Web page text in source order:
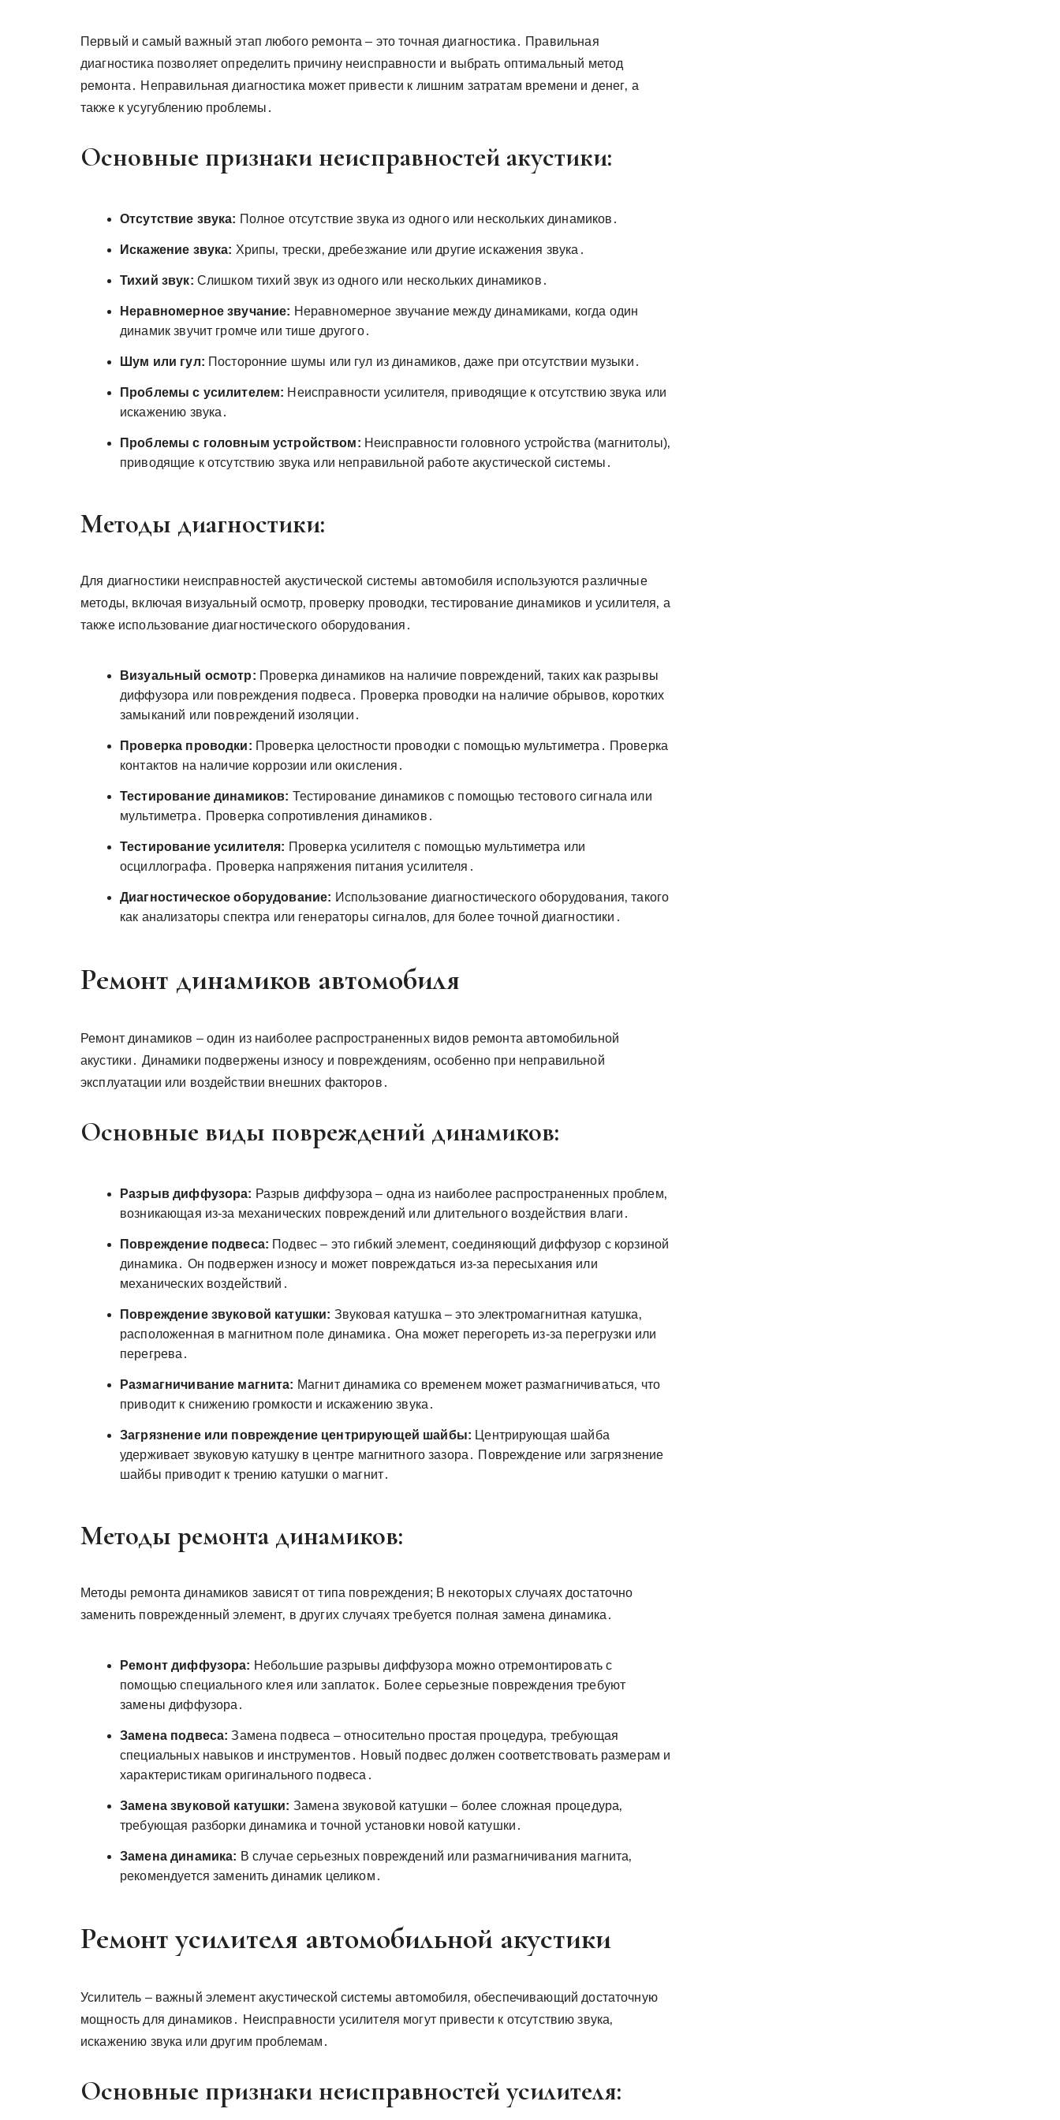
Первый и самый важный этап любого ремонта – это точная диагностика․ Правильная
диагностика позволяет определить причину неисправности и выбрать оптимальный метод
ремонта․ Неправильная диагностика может привести к лишним затратам времени и денег‚ а
также к усугублению проблемы․
Основные признаки неисправностей акустики:
Отсутствие звука: Полное отсутствие звука из одного или нескольких динамиков․
Искажение звука: Хрипы‚ трески‚ дребезжание или другие искажения звука․
Тихий звук: Слишком тихий звук из одного или нескольких динамиков․
Неравномерное звучание: Неравномерное звучание между динамиками‚ когда один
динамик звучит громче или тише другого․
Шум или гул: Посторонние шумы или гул из динамиков‚ даже при отсутствии музыки․
Проблемы с усилителем: Неисправности усилителя‚ приводящие к отсутствию звука или
искажению звука․
Проблемы с головным устройством: Неисправности головного устройства (магнитолы)‚
приводящие к отсутствию звука или неправильной работе акустической системы․
Методы диагностики:
Для диагностики неисправностей акустической системы автомобиля используются различные
методы‚ включая визуальный осмотр‚ проверку проводки‚ тестирование динамиков и усилителя‚ а
также использование диагностического оборудования․
Визуальный осмотр: Проверка динамиков на наличие повреждений‚ таких как разрывы
диффузора или повреждения подвеса․ Проверка проводки на наличие обрывов‚ коротких
замыканий или повреждений изоляции․
Проверка проводки: Проверка целостности проводки с помощью мультиметра․ Проверка
контактов на наличие коррозии или окисления․
Тестирование динамиков: Тестирование динамиков с помощью тестового сигнала или
мультиметра․ Проверка сопротивления динамиков․
Тестирование усилителя: Проверка усилителя с помощью мультиметра или
осциллографа․ Проверка напряжения питания усилителя․
Диагностическое оборудование: Использование диагностического оборудования‚ такого
как анализаторы спектра или генераторы сигналов‚ для более точной диагностики․
Ремонт динамиков автомобиля
Ремонт динамиков – один из наиболее распространенных видов ремонта автомобильной
акустики․ Динамики подвержены износу и повреждениям‚ особенно при неправильной
эксплуатации или воздействии внешних факторов․
Основные виды повреждений динамиков:
Разрыв диффузора: Разрыв диффузора – одна из наиболее распространенных проблем‚
возникающая из-за механических повреждений или длительного воздействия влаги․
Повреждение подвеса: Подвес – это гибкий элемент‚ соединяющий диффузор с корзиной
динамика․ Он подвержен износу и может повреждаться из-за пересыхания или
механических воздействий․
Повреждение звуковой катушки: Звуковая катушка – это электромагнитная катушка‚
расположенная в магнитном поле динамика․ Она может перегореть из-за перегрузки или
перегрева․
Размагничивание магнита: Магнит динамика со временем может размагничиваться‚ что
приводит к снижению громкости и искажению звука․
Загрязнение или повреждение центрирующей шайбы: Центрирующая шайба
удерживает звуковую катушку в центре магнитного зазора․ Повреждение или загрязнение
шайбы приводит к трению катушки о магнит․
Методы ремонта динамиков:
Методы ремонта динамиков зависят от типа повреждения; В некоторых случаях достаточно
заменить поврежденный элемент‚ в других случаях требуется полная замена динамика․
Ремонт диффузора: Небольшие разрывы диффузора можно отремонтировать с
помощью специального клея или заплаток․ Более серьезные повреждения требуют
замены диффузора․
Замена подвеса: Замена подвеса – относительно простая процедура‚ требующая
специальных навыков и инструментов․ Новый подвес должен соответствовать размерам и
характеристикам оригинального подвеса․
Замена звуковой катушки: Замена звуковой катушки – более сложная процедура‚
требующая разборки динамика и точной установки новой катушки․
Замена динамика: В случае серьезных повреждений или размагничивания магнита‚
рекомендуется заменить динамик целиком․
Ремонт усилителя автомобильной акустики
Усилитель – важный элемент акустической системы автомобиля‚ обеспечивающий достаточную
мощность для динамиков․ Неисправности усилителя могут привести к отсутствию звука‚
искажению звука или другим проблемам․
Основные признаки неисправностей усилителя: